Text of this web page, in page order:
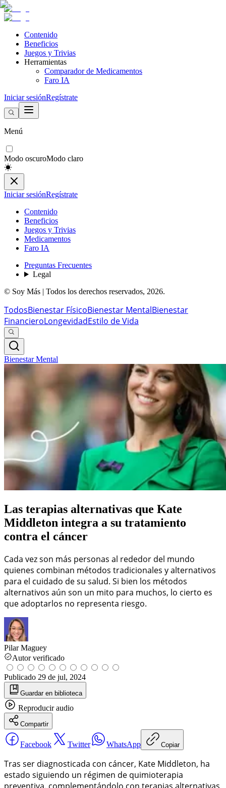
Contenido
Beneficios
Juegos y Trivias
Herramientas
Comparador de Medicamentos
Faro IA
Iniciar sesiónRegístrate
Menú
Modo oscuroModo claro
Iniciar sesiónRegístrate
Contenido
Beneficios
Juegos y Trivias
Medicamentos
Faro IA
Preguntas Frecuentes
Legal
© Soy Más | Todos los derechos reservados, 2026.
TodosBienestar FísicoBienestar MentalBienestar
FinancieroLongevidadEstilo de Vida
Bienestar Mental
Las terapias alternativas que Kate
Middleton integra a su tratamiento
contra el cáncer
Cada vez son más personas al rededor del mundo
quienes combinan métodos tradicionales y alternativos
para el cuidado de su salud. Si bien los métodos
alternativos aún son un mito para muchos, lo cierto es
que adoptarlos no representa riesgo.
Pilar Maguey
Autor verificado
Publicado 29 de jul, 2024
Guardar en biblioteca
Reproduciraudio
Compartir
Facebook Twitter WhatsApp Copiar
Tras ser diagnosticada con cáncer, Kate Middleton, ha
estado siguiendo un régimen de quimioterapia